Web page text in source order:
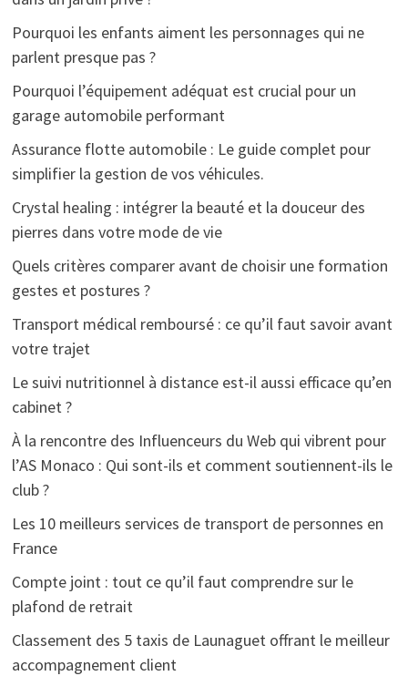
Pourquoi les enfants aiment les personnages qui ne
parlent presque pas ?
Pourquoi l’équipement adéquat est crucial pour un
garage automobile performant
Assurance flotte automobile : Le guide complet pour
simplifier la gestion de vos véhicules.
Crystal healing : intégrer la beauté et la douceur des
pierres dans votre mode de vie
Quels critères comparer avant de choisir une formation
gestes et postures ?
Transport médical remboursé : ce qu’il faut savoir avant
votre trajet
Le suivi nutritionnel à distance est-il aussi efficace qu’en
cabinet ?
À la rencontre des Influenceurs du Web qui vibrent pour
l’AS Monaco : Qui sont-ils et comment soutiennent-ils le
club ?
Les 10 meilleurs services de transport de personnes en
France
Compte joint : tout ce qu’il faut comprendre sur le
plafond de retrait
Classement des 5 taxis de Launaguet offrant le meilleur
accompagnement client